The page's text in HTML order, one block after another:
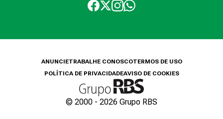
ANUNCIETRABALHE CONOSCOTERMOS DE USO
POLÍTICA DE PRIVACIDADEAVISO DE COOKIES
© 2000 - 2026 Grupo RBS